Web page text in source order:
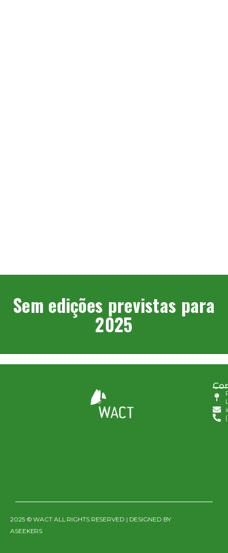
Sem edições previstas para
2025
2025 © WACT ALL RIGHTS RESERVED | DESIGNED BY
ASEEKERS